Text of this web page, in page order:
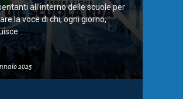
all’interno delle scuole per
la voce di chi, ogni giorno,
...
2025